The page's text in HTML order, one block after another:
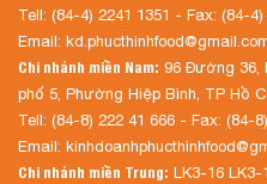
Tell: (84-4) 2241 1351 - Fax: (84-4)
Email:
Chi nhánh miền Nam: 96 Đường 36,
phố 5, Phường Hiệp Bình, TP Hồ
Tell: (84-8) 222 41 666 - Fax: (84-
Email:
Chi nhánh miền Trung: LK3-16 LK3-